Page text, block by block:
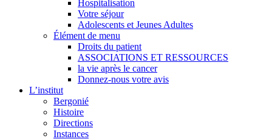
Hospitalisation
Votre séjour
Adolescents et Jeunes Adultes
Élément de menu
Droits du patient
ASSOCIATIONS ET RESSOURCES
la vie après le cancer
Donnez-nous votre avis
L’institut
Bergonié
Histoire
Directions
Instances